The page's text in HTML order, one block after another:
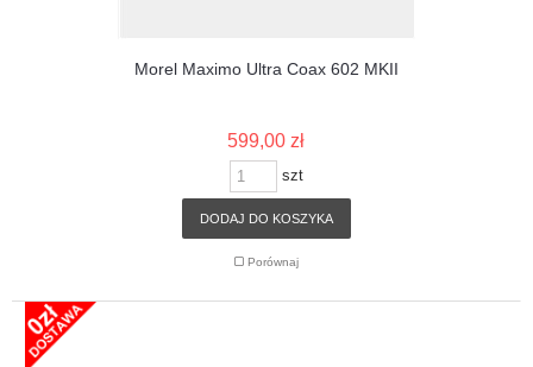
Morel Maximo Ultra Coax 602 MKII
599,00 zł
szt
DODAJ DO KOSZYKA
Porównaj